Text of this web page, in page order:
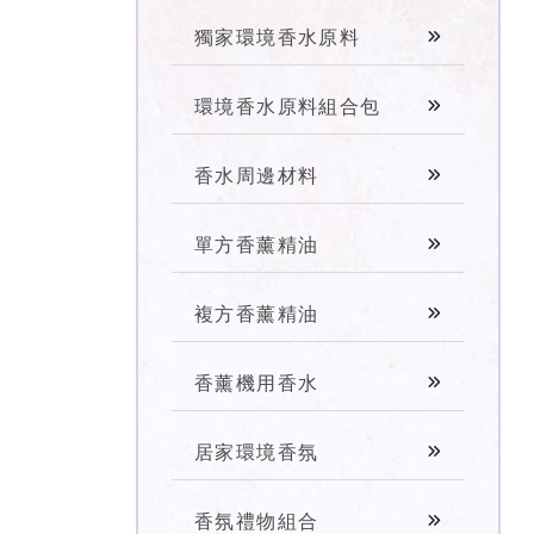
獨家環境香水原料
環境香水原料組合包
香水周邊材料
單方香薰精油
複方香薰精油
香薰機用香水
居家環境香氛
香氛禮物組合